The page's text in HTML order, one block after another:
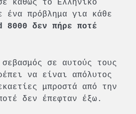
καθώς το Ελληνικό
ένα πρόβλημα για κάθε
δεν πήρε ποτέ
σε αυτούς τους
να είναι απόλυτος
μπροστά από την
δεν έπεφταν έξω.